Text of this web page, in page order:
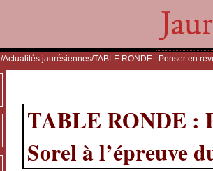
/Actualités jaurésiennes/TABLE RONDE : Penser en
TABLE RONDE :
Sorel à l’épreuve